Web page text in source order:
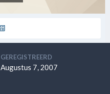
GEREGISTREERD
Augustus 7, 2007